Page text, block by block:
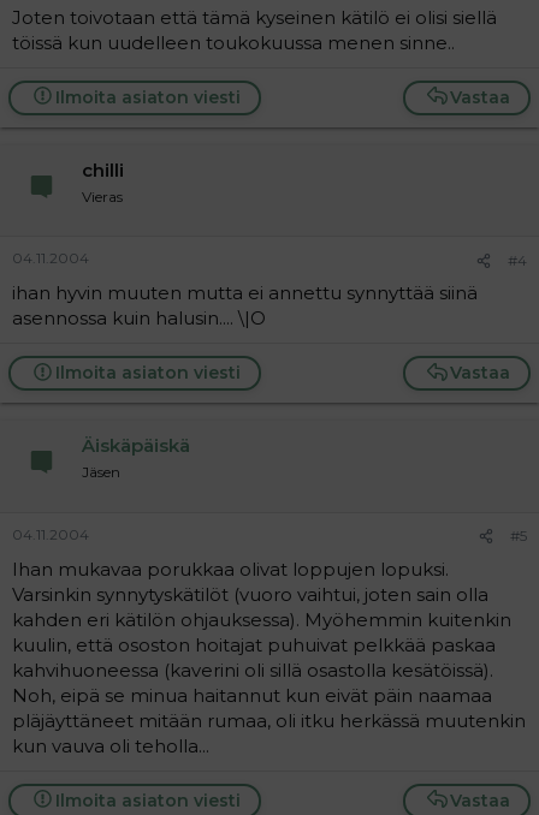
Joten toivotaan että tämä kyseinen kätilö ei olisi siellä
töissä kun uudelleen toukokuussa menen sinne..
Vastaa
Ilmoita asiaton viesti
chilli
Vieras
04.11.2004 #4
ihan hyvin muuten mutta ei annettu synnyttää siinä
asennossa kuin halusin.... \|O
Vastaa
Ilmoita asiaton viesti
Äiskäpäiskä
Jäsen
04.11.2004 #5
Ihan mukavaa porukkaa olivat loppujen lopuksi.
Varsinkin synnytyskätilöt (vuoro vaihtui, joten sain olla
kahden eri kätilön ohjauksessa). Myöhemmin kuitenkin
kuulin, että ososton hoitajat puhuivat pelkkää paskaa
kahvihuoneessa (kaverini oli sillä osastolla kesätöissä).
Noh, eipä se minua haitannut kun eivät päin naamaa
pläjäyttäneet mitään rumaa, oli itku herkässä muutenkin
kun vauva oli teholla...
Vastaa
Ilmoita asiaton viesti